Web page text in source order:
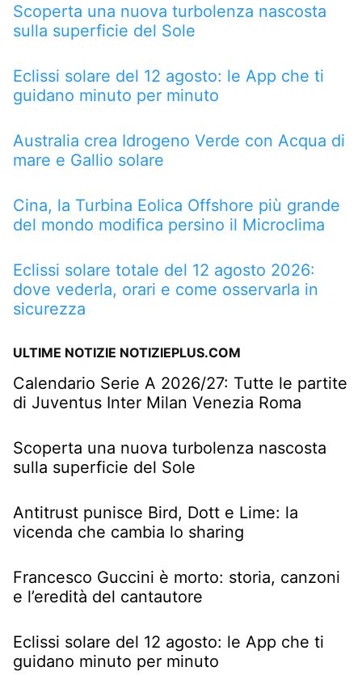
Scoperta una nuova turbolenza nascosta
sulla superficie del Sole
Eclissi solare del 12 agosto: le App che ti
guidano minuto per minuto
Australia crea Idrogeno Verde con Acqua di
mare e Gallio solare
Cina, la Turbina Eolica Offshore più grande
del mondo modifica persino il Microclima
Eclissi solare totale del 12 agosto 2026:
dove vederla, orari e come osservarla in
sicurezza
ULTIME NOTIZIE NOTIZIEPLUS.COM
Calendario Serie A 2026/27: Tutte le partite
di Juventus Inter Milan Venezia Roma
Scoperta una nuova turbolenza nascosta
sulla superficie del Sole
Antitrust punisce Bird, Dott e Lime: la
vicenda che cambia lo sharing
Francesco Guccini è morto: storia, canzoni
e l’eredità del cantautore
Eclissi solare del 12 agosto: le App che ti
guidano minuto per minuto